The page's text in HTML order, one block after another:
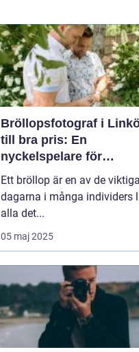
Bröllopsfotograf i
till bra pris: En
nyckelspelare för
oförglömliga minnen
Ett bröllop är en av de
dagarna i många individers
alla det...
05 maj 2025